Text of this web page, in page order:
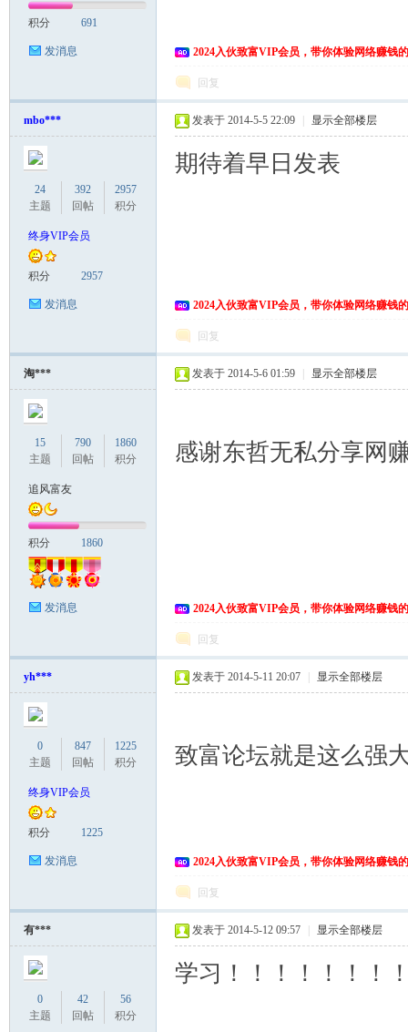
积分 691
发消息 2024入伙致富VIP会员，带你体验网络赚钱
回复
mbo***
24
主题
392
回帖
2957
积分
终身VIP会员
积分 2957
发消息
发表于 2014-5-5 22:09 显示全部楼层
期待着早日发表
2024入伙致富VIP会员，带你体验网络赚钱
回复
淘***
15
主题
790
回帖
1860
积分
追风富友
积分 1860
发消息
发表于 2014-5-6 01:59 显示全部楼层
感谢东哲无私分享网
2024入伙致富VIP会员，带你体验网络赚钱
回复
yh***
0
主题
847
回帖
1225
积分
终身VIP会员
积分 1225
发消息
发表于 2014-5-11 20:07 显示全部楼层
致富论坛就是这么强
2024入伙致富VIP会员，带你体验网络赚钱
回复
有***
0
主题
42
回帖
56
积分
发表于 2014-5-12 09:57 显示全部楼层
学习！！！！！！！